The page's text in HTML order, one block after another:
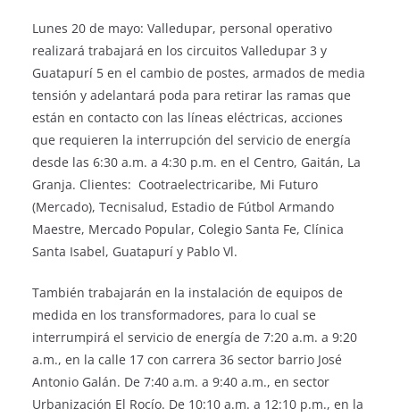
Lunes 20 de mayo: Valledupar, personal operativo
realizará trabajará en los circuitos Valledupar 3 y
Guatapurí 5 en el cambio de postes, armados de media
tensión y adelantará poda para retirar las ramas que
están en contacto con las líneas eléctricas, acciones
que requieren la interrupción del servicio de energía
desde las 6:30 a.m. a 4:30 p.m. en el Centro, Gaitán, La
Granja. Clientes: Cootraelectricaribe, Mi Futuro
(Mercado), Tecnisalud, Estadio de Fútbol Armando
Maestre, Mercado Popular, Colegio Santa Fe, Clínica
Santa Isabel, Guatapurí y Pablo Vl.
También trabajarán en la instalación de equipos de
medida en los transformadores, para lo cual se
interrumpirá el servicio de energía de 7:20 a.m. a 9:20
a.m., en la calle 17 con carrera 36 sector barrio José
Antonio Galán. De 7:40 a.m. a 9:40 a.m., en sector
Urbanización El Rocío. De 10:10 a.m. a 12:10 p.m., en la